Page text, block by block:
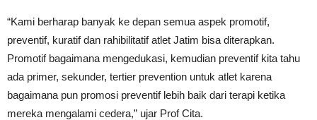
“Kami berharap banyak ke depan semua aspek promotif,
preventif, kuratif dan rahibilitatif atlet Jatim bisa diterapkan.
Promotif bagaimana mengedukasi, kemudian preventif kita tahu
ada primer, sekunder, tertier prevention untuk atlet karena
bagaimana pun promosi preventif lebih baik dari terapi ketika
mereka mengalami cedera,” ujar Prof Cita.